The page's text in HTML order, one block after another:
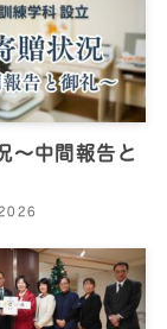
～中間報告と